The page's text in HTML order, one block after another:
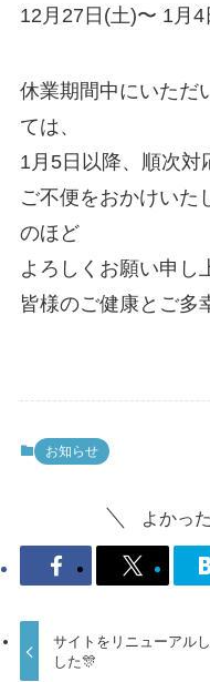
12月27日(土)〜 1月4
休業期間中にいただ
ては、
1月5日以降、順次対
ご不便をおかけいた
のほど
よろしくお願い申し
皆様のご健康とご多
お知らせ
よかっ
サイトをリニューアル
した🎊